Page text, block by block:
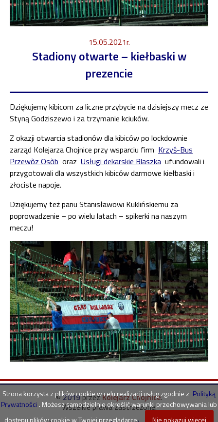
15.05.2021r.
Stadiony otwarte – kiełbaski w
prezencie
Dziękujemy kibicom za liczne przybycie na dzisiejszy mecz ze
Styną Godziszewo i za trzymanie kciuków.
Z okazji otwarcia stadionów dla kibiców po lockdownie
zarząd Kolejarza Chojnice przy wsparciu firm Krzyś-Bus
Przewòz Osòb oraz Usługi dekarskie Blaszka ufundowali i
przygotowali dla wszystkich kibiców darmowe kiełbaski i
złociste napoje.
Dziękujemy też panu Stanisławowi Kuklińskiemu za
poprowadzenie – po wielu latach – spikerki na naszym
meczu!
©2019przezKolejarz Chojnice.
Wszelkie prawa zastrzeżone.
Strona korzysta z plików cookie w celu realizacji usług zgodnie z Polityką
Prywatności . Możesz samodzielnie określić warunki przechowywania lub
dostępu plików cookie w Twojej przeglądarce.
Nie pokazuj więcej